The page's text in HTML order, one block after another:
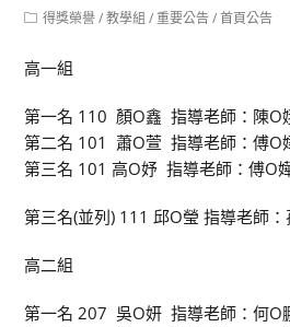
author:
published:
Post得獎榮譽 / 教學組 / 重要公告 / 首頁公告
高一組
第一名 110 顏O鑫 指導老師：陳O
第二名 101 蕭O萱 指導老師：傅O
第三名 101 高O妤 指導老師：傅O
第三名(並列) 111 邱O瑩 指導老師
高二組
第一名 207 吳O妍 指導老師：何O